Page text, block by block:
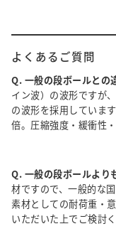
よくあるご質問
Q. 一般の段ボールとの
イン波）の波形ですが
の波形を採用していま
倍。圧縮強度・緩衝性
Q. 一般の段ボールより
材ですので、一般的な
素材としての耐荷重・
いただいた上でご検討く